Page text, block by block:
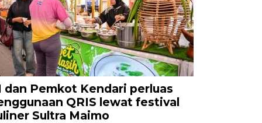
dan Pemkot Kendari perluas
QRIS lewat festival
Sultra Maimo